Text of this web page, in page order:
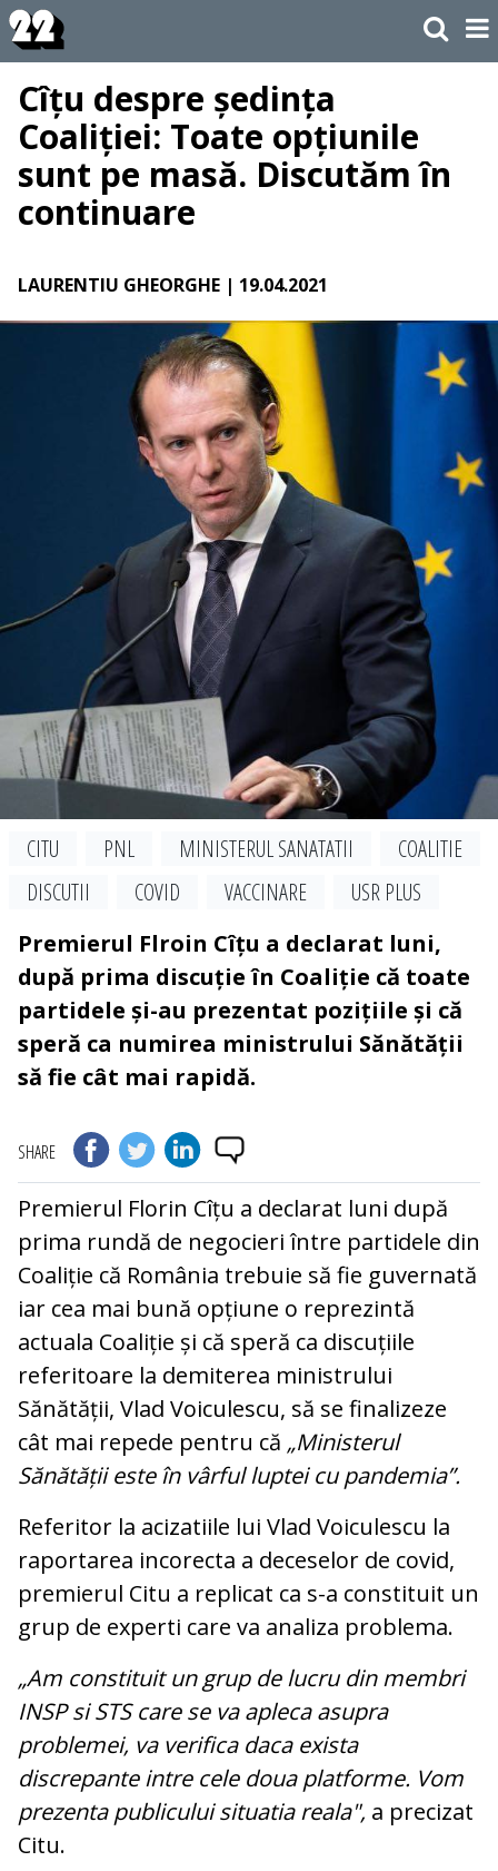
Cîțu despre ședința
Coaliției: Toate opțiunile
sunt pe masă. Discutăm în
continuare
LAURENTIU GHEORGHE | 19.04.2021
CITU PNL MINISTERUL SANATATII
COALITIE
DISCUTII
COVID VACCINARE
USR PLUS
Premierul Flroin Cîțu a declarat luni,
după prima discuție în Coaliție că toate
partidele și-au prezentat pozițiile și că
speră ca numirea ministrului Sănătății
să fie cât mai rapidă.
SHARE
Premierul Florin Cîțu a declarat luni după
prima rundă de negocieri între partidele din
Coaliție că România trebuie să fie guvernată
iar cea mai bună opțiune o reprezintă
actuala Coaliție și că speră ca discuțiile
referitoare la demiterea ministrului
Sănătății, Vlad Voiculescu, să se finalizeze
cât mai repede pentru că „Ministerul
Sănătății este în vârful luptei cu pandemia”.
Referitor la acizatiile lui Vlad Voiculescu la
raportarea incorecta a deceselor de covid,
premierul Citu a replicat ca s-a constituit un
grup de experti care va analiza problema.
„Am constituit un grup de lucru din membri
INSP si STS care se va apleca asupra
problemei, va verifica daca exista
discrepante intre cele doua platforme. Vom
prezenta publicului situatia reala", a precizat
Citu.